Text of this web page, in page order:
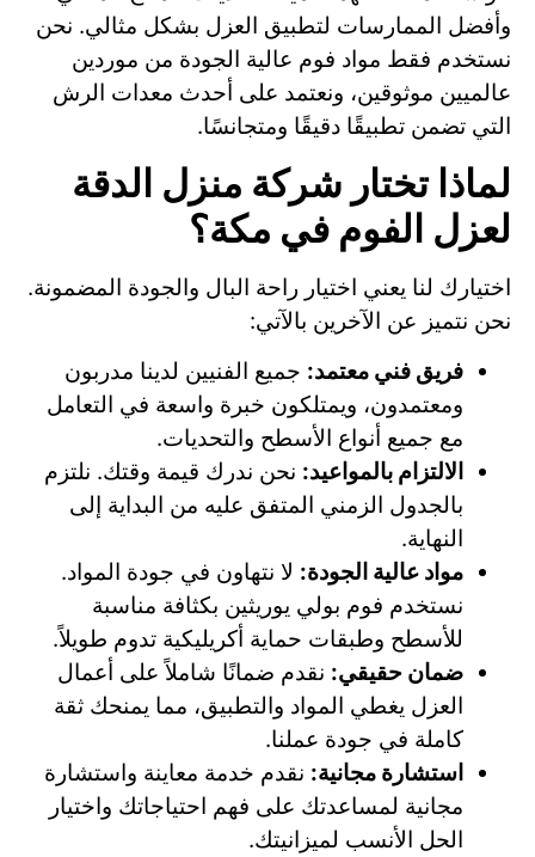
وأفضل الممارسات لتطبيق العزل بشكل مثالي. نحن
نستخدم فقط مواد فوم عالية الجودة من موردين
عالميين موثوقين، ونعتمد على أحدث معدات الرش
التي تضمن تطبيقًا دقيقًا ومتجانسًا.
لماذا تختار شركة منزل الدقة
لعزل الفوم في مكة؟
اختيارك لنا يعني اختيار راحة البال والجودة المضمونة.
نحن نتميز عن الآخرين بالآتي:
فريق فني معتمد: جميع الفنيين لدينا مدربون
ومعتمدون، ويمتلكون خبرة واسعة في التعامل
مع جميع أنواع الأسطح والتحديات.
الالتزام بالمواعيد: نحن ندرك قيمة وقتك. نلتزم
بالجدول الزمني المتفق عليه من البداية إلى
النهاية.
مواد عالية الجودة: لا نتهاون في جودة المواد.
نستخدم فوم بولي يوريثين بكثافة مناسبة
للأسطح وطبقات حماية أكريليكية تدوم طويلاً.
ضمان حقيقي: نقدم ضمانًا شاملاً على أعمال
العزل يغطي المواد والتطبيق، مما يمنحك ثقة
كاملة في جودة عملنا.
استشارة مجانية: نقدم خدمة معاينة واستشارة
مجانية لمساعدتك على فهم احتياجاتك واختيار
الحل الأنسب لميزانيتك.